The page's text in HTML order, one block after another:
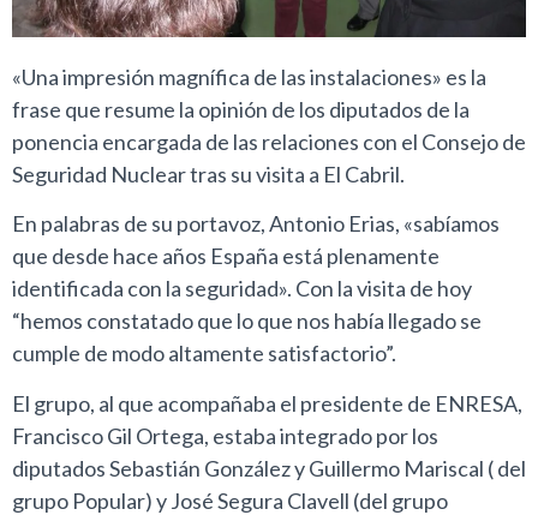
«Una impresión magnífica de las instalaciones» es la
frase que resume la opinión de los diputados de la
ponencia encargada de las relaciones con el Consejo de
Seguridad Nuclear tras su visita a El Cabril.
En palabras de su portavoz, Antonio Erias, «sabíamos
que desde hace años España está plenamente
identificada con la seguridad». Con la visita de hoy
“hemos constatado que lo que nos había llegado se
cumple de modo altamente satisfactorio”.
El grupo, al que acompañaba el presidente de ENRESA,
Francisco Gil Ortega, estaba integrado por los
diputados Sebastián González y Guillermo Mariscal ( del
grupo Popular) y José Segura Clavell (del grupo